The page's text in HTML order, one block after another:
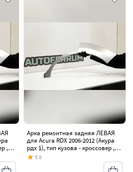
,
мм
Арка ремонтная задняя ЛЕВАЯ
для Acura RDX 2006-2012 (Акура
рдх 1), тип кузова - кроссовер ,
оцинкованная ЦИНК сталь 1 мм
5.0